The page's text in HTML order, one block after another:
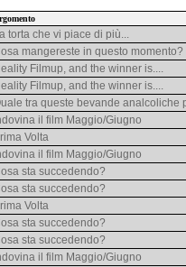
torta che vi piace di più...
mangereste in questo momento?
Filmup, and the winner is....
Filmup, and the winner is....
tra queste bevande analcoliche
il film Maggio/Giugno
Volta
il film Maggio/Giugno
sta succedendo?
sta succedendo?
Volta
sta succedendo?
sta succedendo?
il film Maggio/Giugno